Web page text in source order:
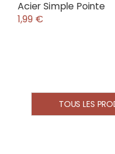
Acier Simple Pointe
1,99 €
TOUS LES